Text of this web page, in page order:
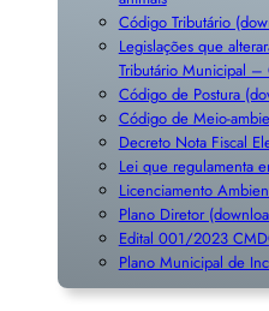
Código Tributário
Legislações que
Tributário Municipal –
Código de Postura
Código de Meio-
Decreto Nota Fiscal
Lei que regulamenta
Licenciamento
Plano Diretor
Edital 001/2023
Plano Municipal de